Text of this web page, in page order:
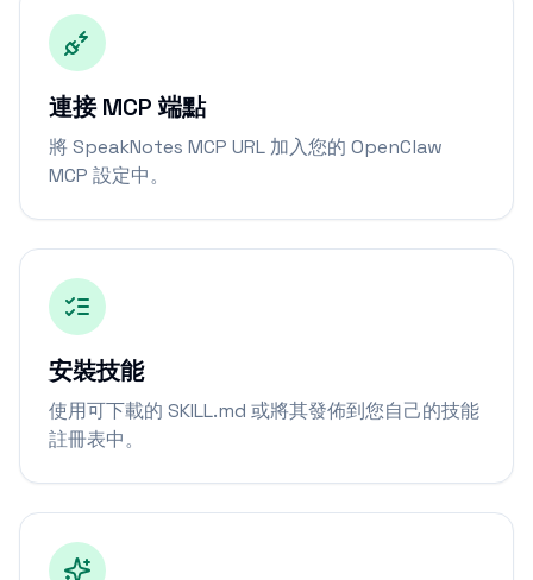
連接 MCP 端點
將 SpeakNotes MCP URL 加入您的 OpenClaw
MCP 設定中。
安裝技能
使用可下載的 SKILL.md 或將其發佈到您自己的技能
註冊表中。